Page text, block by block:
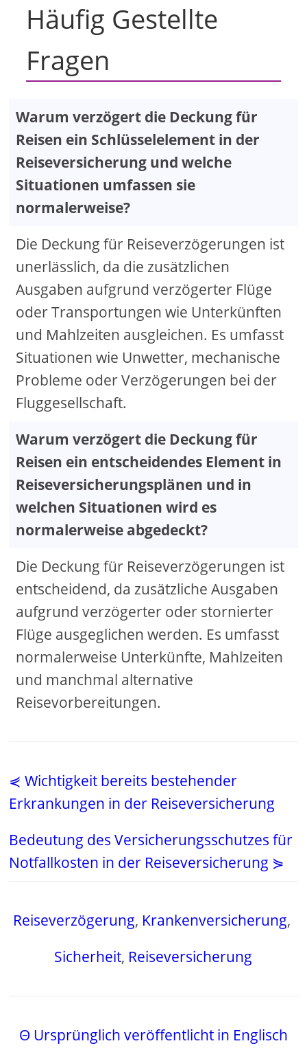
Häufig Gestellte
Fragen
Warum verzögert die Deckung für
Reisen ein Schlüsselelement in der
Reiseversicherung und welche
Situationen umfassen sie
normalerweise?
Die Deckung für Reiseverzögerungen ist
unerlässlich, da die zusätzlichen
Ausgaben aufgrund verzögerter Flüge
oder Transportungen wie Unterkünften
und Mahlzeiten ausgleichen. Es umfasst
Situationen wie Unwetter, mechanische
Probleme oder Verzögerungen bei der
Fluggesellschaft.
Warum verzögert die Deckung für
Reisen ein entscheidendes Element in
Reiseversicherungsplänen und in
welchen Situationen wird es
normalerweise abgedeckt?
Die Deckung für Reiseverzögerungen ist
entscheidend, da zusätzliche Ausgaben
aufgrund verzögerter oder stornierter
Flüge ausgeglichen werden. Es umfasst
normalerweise Unterkünfte, Mahlzeiten
und manchmal alternative
Reisevorbereitungen.
⋞ Wichtigkeit bereits bestehender
Erkrankungen in der Reiseversicherung
Bedeutung des Versicherungsschutzes für
Notfallkosten in der Reiseversicherung ⋟
Reiseverzögerung, Krankenversicherung,
Sicherheit, Reiseversicherung
Θ Ursprünglich veröffentlicht in Englisch